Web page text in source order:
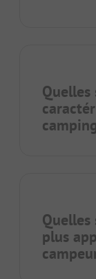
plus